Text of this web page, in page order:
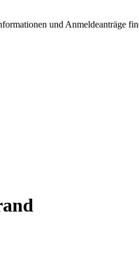
und Anmeldeanträge